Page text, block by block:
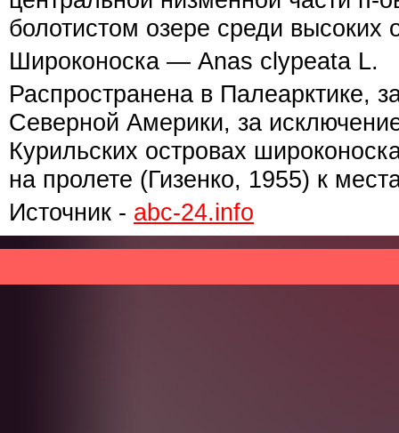
болотистом озере среди высоких
Широконоска — Anas clypeata L.
Распространена в Палеарктике,
Северной Америки, за
Курильских островах
на пролете (Гизенко, 1955) к
Источник - abc-24.info